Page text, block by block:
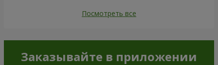
Посмотреть все
Заказывайте в приложении